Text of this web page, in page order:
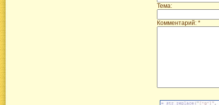
Тема:
Комментарий: *